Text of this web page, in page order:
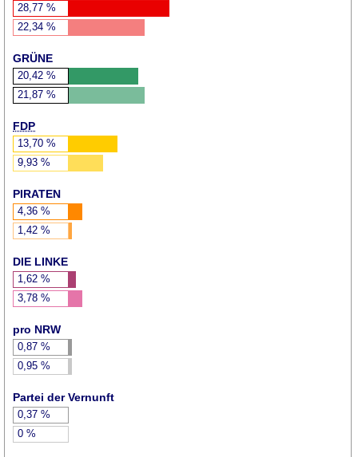
28,77 %
22,34 %
GRÜNE
20,42 %
21,87 %
FDP
13,70 %
9,93 %
PIRATEN
4,36 %
1,42 %
DIE LINKE
1,62 %
3,78 %
pro NRW
0,87 %
0,95 %
Partei der Vernunft
0,37 %
0 %